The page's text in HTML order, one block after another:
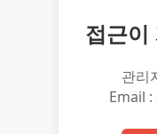
접근이
관리
Email